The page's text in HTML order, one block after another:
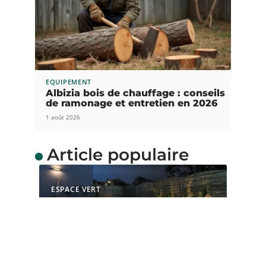
EQUIPEMENT
Albizia bois de chauffage : conseils
de ramonage et entretien en 2026
1 août 2026
Article populaire
ESPACE VERT